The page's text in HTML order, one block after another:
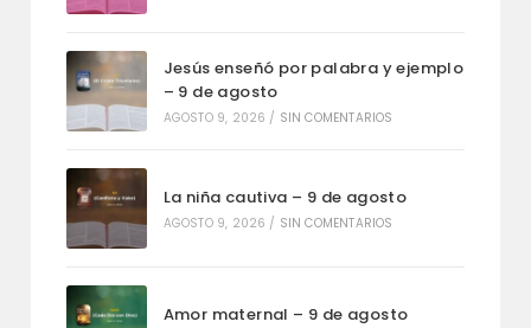
Jesús enseñó por palabra y ejemplo
– 9 de agosto
AGOSTO 9, 2026 / SIN COMENTARIOS
La niña cautiva – 9 de agosto
AGOSTO 9, 2026 / SIN COMENTARIOS
Amor maternal – 9 de agosto